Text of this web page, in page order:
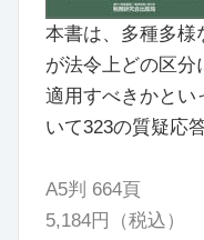
本書は、多種多様
が法令上どの区分
適用すべきかとい
いて323の質疑応
A5判 664頁
5,184円（税込）